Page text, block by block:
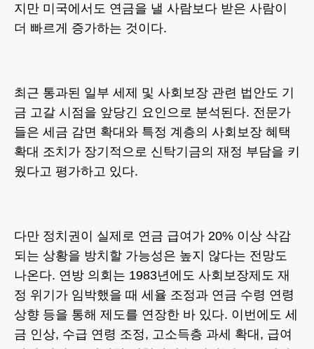
지만 미국에서도 연금을 낼 사람보다 받은 사람이
더 빠르게 증가하는 것이다.
최근 통과된 일부 세제 및 사회보장 관련 법안도 기
금 고갈 시점을 앞당긴 요인으로 분석된다. 전문가
들은 세금 감면 확대와 특정 계층의 사회보장 혜택
확대 조치가 장기적으로 신탁기금의 재정 부담을 키
웠다고 평가하고 있다.
다만 정치권이 실제로 연금 급여가 20% 이상 삭감
되는 상황을 방치할 가능성은 높지 않다는 전망도
나온다. 연방 의회는 1983년에도 사회보장제도 재
정 위기가 임박했을 때 세율 조정과 연금 수령 연령
상향 등을 통해 제도를 연장한 바 있다. 이번에도 세
금 인상, 수급 연령 조정, 고소득층 과세 확대, 급여